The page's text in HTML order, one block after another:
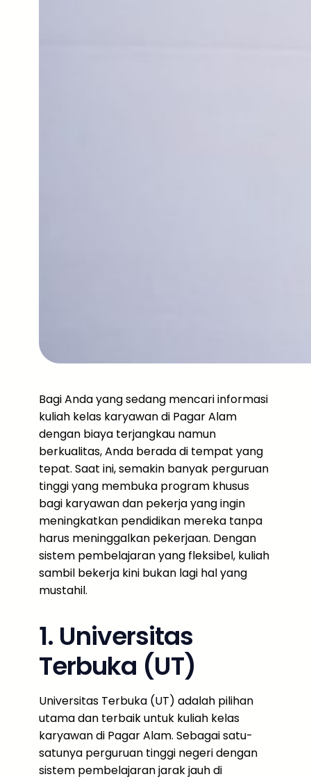
Bagi Anda yang sedang mencari informasi
kuliah kelas karyawan di Pagar Alam
dengan biaya terjangkau namun
berkualitas, Anda berada di tempat yang
tepat. Saat ini, semakin banyak perguruan
tinggi yang membuka program khusus
bagi karyawan dan pekerja yang ingin
meningkatkan pendidikan mereka tanpa
harus meninggalkan pekerjaan. Dengan
sistem pembelajaran yang fleksibel, kuliah
sambil bekerja kini bukan lagi hal yang
mustahil.
1. Universitas
Terbuka (UT)
Universitas Terbuka (UT) adalah pilihan
utama dan terbaik untuk kuliah kelas
karyawan di Pagar Alam. Sebagai satu-
satunya perguruan tinggi negeri dengan
sistem pembelajaran jarak jauh di